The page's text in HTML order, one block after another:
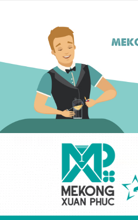
21350
Liên hệ